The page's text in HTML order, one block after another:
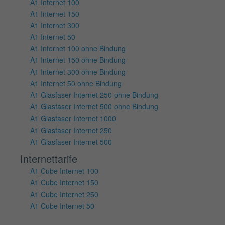
A1 Internet 150
A1 Internet 300
A1 Internet 50
A1 Internet 100 ohne Bindung
A1 Internet 150 ohne Bindung
A1 Internet 300 ohne Bindung
A1 Internet 50 ohne Bindung
A1 Glasfaser Internet 250 ohne Bindung
A1 Glasfaser Internet 500 ohne Bindung
A1 Glasfaser Internet 1000
A1 Glasfaser Internet 250
A1 Glasfaser Internet 500
Internettarife
A1 Cube Internet 100
A1 Cube Internet 150
A1 Cube Internet 250
A1 Cube Internet 50